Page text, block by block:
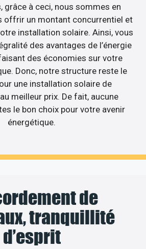
grâce à ceci, nous sommes en
offrir un montant concurrentiel et
installation solaire. Ainsi, vous
des avantages de l’énergie
des économies sur votre
Donc, notre structure reste le
une installation solaire de
meilleur prix. De fait, aucune
le bon choix pour votre avenir
énergétique.
de
tranquillité
d’esprit